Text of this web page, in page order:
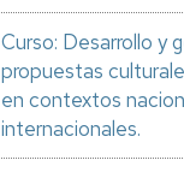
Curso: Desarrollo y
propuestas
en contextos
internacionales.